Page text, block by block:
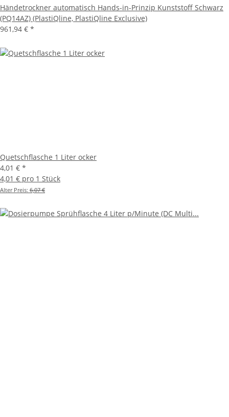
Händetrockner automatisch Hands-in-Prinzip Kunststoff Schwarz
(PQ14AZ) (PlastiQline, PlastiQline Exclusive)
961,94 € *
Quetschflasche 1 Liter ocker
4,01 € *
4,01 € pro 1 Stück
Alter Preis: 6,07 €